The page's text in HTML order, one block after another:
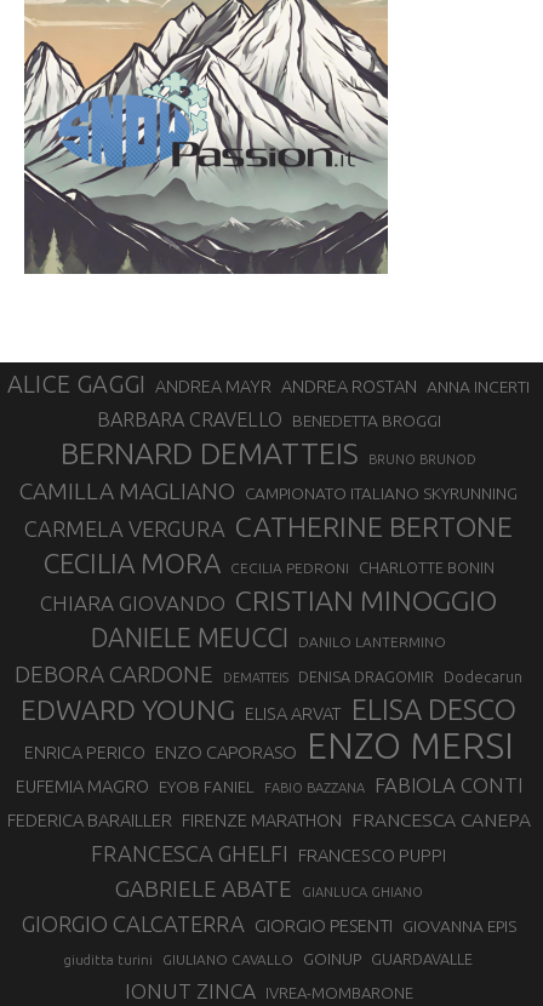
ALICE GAGGI ANDREA MAYR ANDREA ROSTAN ANNA INCERTI
BARBARA CRAVELLO BENEDETTA BROGGI
BERNARD DEMATTEIS BRUNO BRUNOD
CAMILLA MAGLIANO CAMPIONATO ITALIANO SKYRUNNING
CARMELA VERGURA CATHERINE BERTONE
CECILIA MORA CECILIA PEDRONI CHARLOTTE BONIN
CHIARA GIOVANDO CRISTIAN MINOGGIO
DANIELE MEUCCI DANILO LANTERMINO
DEBORA CARDONE DEMATTEIS DENISA DRAGOMIR Dodecarun
EDWARD YOUNG ELISA ARVAT ELISA DESCO
ENRICA PERICO ENZO CAPORASO ENZO MERSI
EUFEMIA MAGRO EYOB FANIEL FABIO BAZZANA FABIOLA CONTI
FEDERICA BARAILLER FIRENZE MARATHON FRANCESCA CANEPA
FRANCESCA GHELFI FRANCESCO PUPPI
GABRIELE ABATE GIANLUCA GHIANO
GIORGIO CALCATERRA GIORGIO PESENTI GIOVANNA EPIS
giuditta turini GIULIANO CAVALLO GOINUP GUARDAVALLE
IONUT ZINCA IVREA-MOMBARONE